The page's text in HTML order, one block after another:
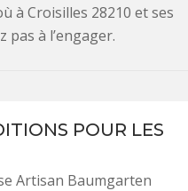
à Croisilles 28210 et ses
pas à l’engager.
POUR LES
Artisan Baumgarten